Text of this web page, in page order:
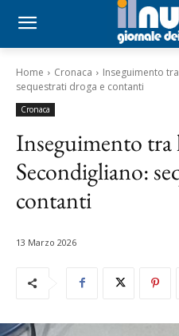
Home Cronaca
Inseguimento
sequestrati droga e contanti
Cronaca
Inseguimento tra
Secondigliano:
contanti
13 Marzo 2026